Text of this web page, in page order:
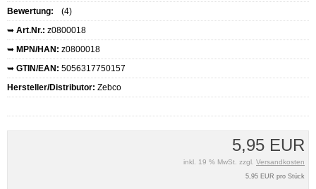
Bewertung:
(4)
➥ Art.Nr.: z0800018
➥ MPN/HAN: z0800018
➥ GTIN/EAN: 5056317750157
Hersteller/Distributor: Zebco
5,95 EUR
inkl. 19 % MwSt. zzgl. Versandkosten
5,95 EUR pro Stück